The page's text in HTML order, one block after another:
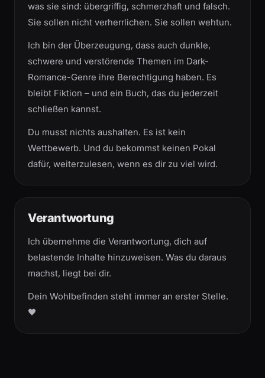
was sie sind: übergriffig, schmerzhaft und falsch.
Sie sollen nicht verherrlichen. Sie sollen wehtun.
Ich bin der Überzeugung, dass auch dunkle,
schwere und verstörende Themen im Dark-
Romance-Genre ihre Berechtigung haben. Es
bleibt Fiktion – und ein Buch, das du jederzeit
schließen kannst.
Du musst nichts aushalten. Es ist kein
Wettbewerb. Und du bekommst keinen Pokal
dafür, weiterzulesen, wenn es dir zu viel wird.
Verantwortung
Ich übernehme die Verantwortung, dich auf
belastende Inhalte hinzuweisen. Was du daraus
machst, liegt bei dir.
Dein Wohlbefinden steht immer an erster Stelle.
🖤